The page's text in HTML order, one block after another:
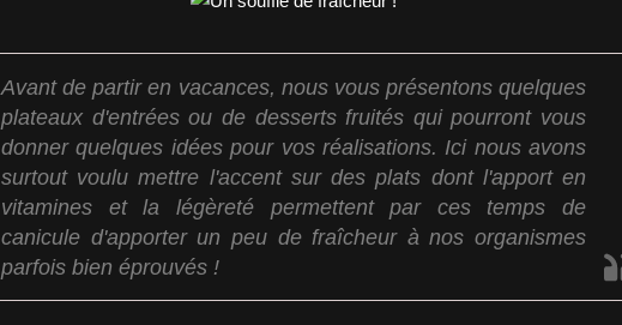
Avant de partir en vacances, nous vous présentons quelques
plateaux d'entrées ou de desserts fruités qui pourront vous
donner quelques idées pour vos réalisations. Ici nous avons
surtout voulu mettre l'accent sur des plats dont l'apport en
vitamines et la légèreté permettent par ces temps de
canicule d'apporter un peu de fraîcheur à nos organismes
parfois bien éprouvés !